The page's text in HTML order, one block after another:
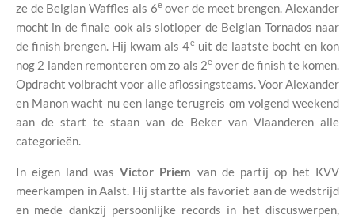
ze de Belgian Waffles als 6eover de meet brengen. Alexander
mocht in de finale ook als slotloper de Belgian Tornados naar
de finish brengen. Hij kwam als 4euit de laatste bocht en kon
nog 2 landen remonteren om zo als 2eover de finish te komen.
Opdracht volbracht voor alle aflossingsteams. Voor Alexander
en Manon wacht nu een lange terugreis om volgend weekend
aan de start te staan van de Beker van Vlaanderen alle
categorieën.
In eigen land wasVictor Priem van de partij op het KVV
meerkampen in Aalst. Hij startte als favoriet aan de wedstrijd
en mede dankzij persoonlijke records in het discuswerpen,